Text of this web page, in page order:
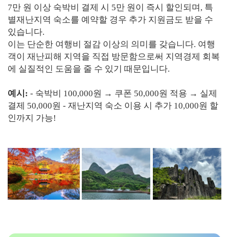
7만 원 이상 숙박비 결제 시 5만 원이 즉시 할인되며, 특
별재난지역 숙소를 예약할 경우 추가 지원금도 받을 수
있습니다.
이는 단순한 여행비 절감 이상의 의미를 갖습니다. 여행
객이 재난피해 지역을 직접 방문함으로써 지역경제 회복
에 실질적인 도움을 줄 수 있기 때문입니다.
예시: - 숙박비 100,000원 → 쿠폰 50,000원 적용 → 실제
결제 50,000원 - 재난지역 숙소 이용 시 추가 10,000원 할
인까지 가능!